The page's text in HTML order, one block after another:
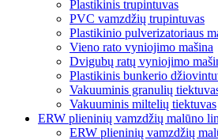
Plastikinis trupintuvas
PVC vamzdžių trupintuvas
Plastikinio pulverizatoriaus
Vieno rato vyniojimo mašina
Dvigubų ratų vyniojimo
Plastikinis bunkerio
Vakuuminis granulių
Vakuuminis miltelių tiektuvas
ERW plieninių vamzdžių malūno
ERW plieninių vamzdžių